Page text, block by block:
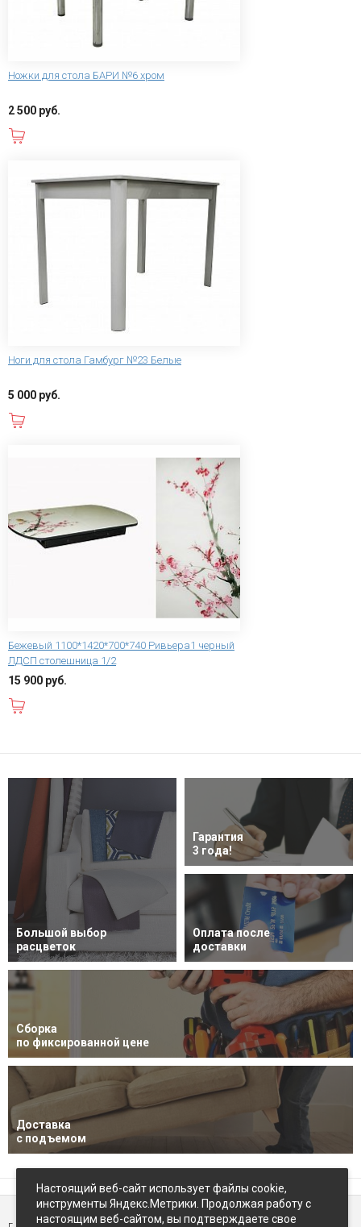
Ножки для стола БАРИ №6 хром
2 500 руб.
Ноги для стола Гамбург №23 Белые
5 000 руб.
Бежевый 1100*1420*700*740 Ривьера1 черный
ЛДСП столешница 1/2
15 900 руб.
Большой выбор
расцветок
Гарантия
3 года!
Оплата после
доставки
Сборка
по фиксированной цене
Доставка
с подъемом
Настоящий веб-сайт использует файлы cookie,
инструменты Яндекс.Метрики. Продолжая работу с
настоящим веб-сайтом, вы подтверждаете свое